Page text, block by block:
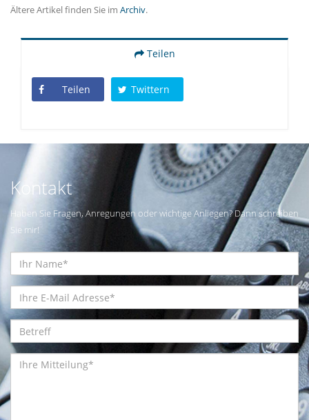
Ältere Artikel finden Sie im Archiv.
Teilen
Teilen Twittern
Kontakt
Haben Sie Fragen, Anregungen oder wichtige Anliegen? Dann schreiben
Sie mir!